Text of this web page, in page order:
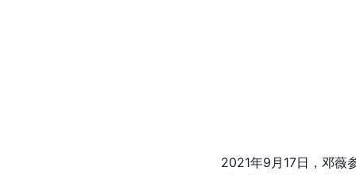
2021年9月17日，邓薇